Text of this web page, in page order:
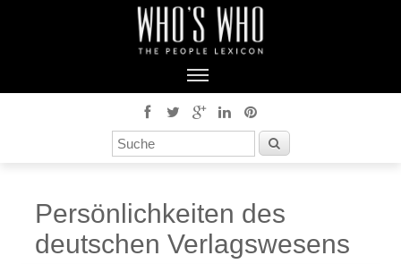
Persönlichkeiten des
deutschen Verlagswesens